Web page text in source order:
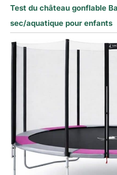
Test du château gonflable
sec/aquatique pour enfants